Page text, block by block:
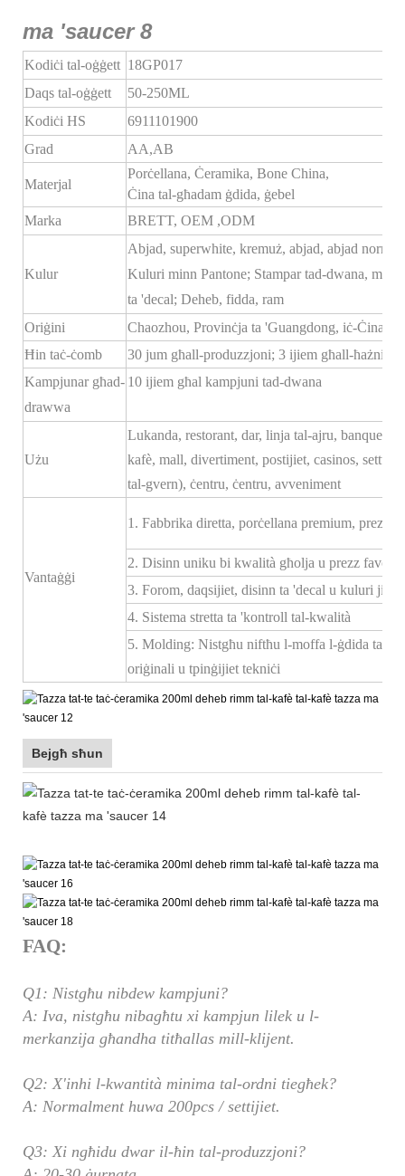
Kodiċi tal-oġġett 18GP017
Daqs tal-oġġett
50-250ML
Kodiċi HS
6911101900
Grad
AA,AB
Materjal
Porċellana, Ċeramika, Bone China,
Ċina tal-għadam ġdida, ġebel
Marka
BRETT, OEM ,ODM
Kulur
Abjad, superwhite, kremuż, abjad, abjad
Kuluri minn Pantone; Stampar tad-dwana,
ta 'decal; Deheb, fidda, ram
Oriġini
Chaozhou, Provinċja ta 'Guangdong, iċ-Ċina
Ħin taċ-ċomb
30 jum għall-produzzjoni; 3 ijiem għall-ħażniet
Kampjunar għad-
drawwa
10 ijiem għal kampjuni tad-dwana
Użu
Lukanda, restorant, dar, linja tal-ajru, banquet,
kafè, mall, divertiment, postijiet, casinos, settur
tal-gvern), ċentru, ċentru, avveniment
Vantaġġi
1. Fabbrika diretta, porċellana premium, prezz
2. Disinn uniku bi kwalità għolja u prezz
3. Forom, daqsijiet, disinn ta 'decal u kuluri
4. Sistema stretta ta 'kontroll tal-kwalità
5. Molding: Nistgħu niftħu l-moffa l-ġdida tas-
oriġinali u tpinġijiet tekniċi
Bejgħ sħun
FAQ:
Q1: Nistgħu nibdew kampjuni?
A: Iva, nistgħu nibagħtu xi kampjun lilek u l-
merkanzija għandha titħallas mill-klijent.
Q2: X'inhi l-kwantità minima tal-ordni tiegħek?
A: Normalment huwa 200pcs / settijiet.
Q3: Xi ngħidu dwar il-ħin tal-produzzjoni?